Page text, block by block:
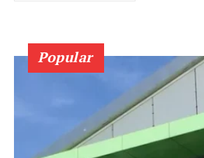
Popular